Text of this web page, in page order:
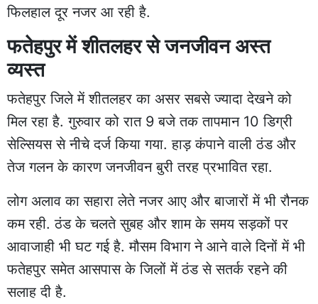
फिलहाल दूर नजर आ रही है.
फतेहपुर में शीतलहर से जनजीवन अस्त
व्यस्त
फतेहपुर जिले में शीतलहर का असर सबसे ज्यादा देखने को
मिल रहा है. गुरुवार को रात 9 बजे तक तापमान 10 डिग्री
सेल्सियस से नीचे दर्ज किया गया. हाड़ कंपाने वाली ठंड और
तेज गलन के कारण जनजीवन बुरी तरह प्रभावित रहा.
लोग अलाव का सहारा लेते नजर आए और बाजारों में भी रौनक
कम रही. ठंड के चलते सुबह और शाम के समय सड़कों पर
आवाजाही भी घट गई है. मौसम विभाग ने आने वाले दिनों में भी
फतेहपुर समेत आसपास के जिलों में ठंड से सतर्क रहने की
सलाह दी है.